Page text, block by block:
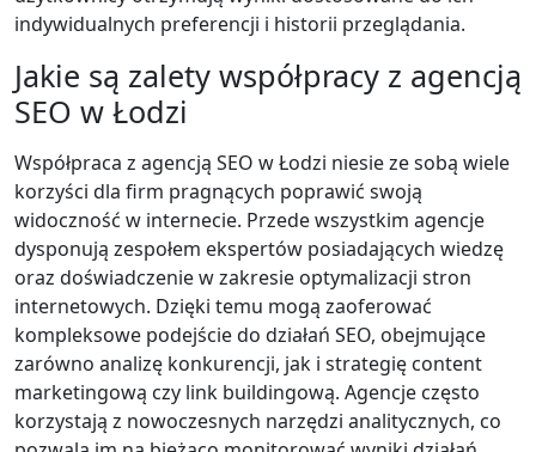
indywidualnych preferencji i historii przeglądania.
Jakie są zalety współpracy z agencją
SEO w Łodzi
Współpraca z agencją SEO w Łodzi niesie ze sobą wiele
korzyści dla firm pragnących poprawić swoją
widoczność w internecie. Przede wszystkim agencje
dysponują zespołem ekspertów posiadających wiedzę
oraz doświadczenie w zakresie optymalizacji stron
internetowych. Dzięki temu mogą zaoferować
kompleksowe podejście do działań SEO, obejmujące
zarówno analizę konkurencji, jak i strategię content
marketingową czy link buildingową. Agencje często
korzystają z nowoczesnych narzędzi analitycznych, co